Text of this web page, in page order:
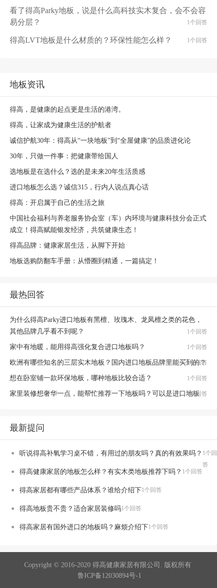
看了得高Parky地板，说是什么高科技实木复合，会不会容
易分层？
1个回答
得高LVT地板是什么材质的？环保性能怎么样？ 1个回答
地板资讯
得高，是健康的起点更是生活的港湾。
得高，让家成为健康生活的护航者
诚信护航30年：得高从“一块地板”到“全屋健康”的品质进化论
30年，只做一件事：把健康带给国人
选地板是在选什么？选的是未来20年生活质感
进口地板怎么选？诚信315，行内人说点真心话
得高：开启属于自己的生活之旅
中国社会福利与养老服务协会室（车）内环境与健康科技分会正式
成立！得高赋能银发经济，共筑健康生态！
得高品牌：健康家居生活，从脚下开始
地板选购防翻车手册：从懵圈到精通，一篇搞定！
最热回答
为什么得高Parky进口地板有黑檀、玫瑰木、龙凤檀之类的花色，
其他品牌几乎看不到呢？
1个回答
家中有地暖，能用得高强化复合进口地板吗？ 1个回答
欧洲有哪些知名的三层实木地板？国内进口地板品牌里能买到的？
1个回答
想在卧室铺一款环保地板，哪种地板比较合适？ 1个回答
家里装修想奢华一点，能帮忙推荐一下地板吗？可以是进口地板
1个回答
最新提问
听说得高补氧学习桌不错，有用过的朋友吗？真的有效果吗？ 1个回
答
得高健康家居的地板怎么样？有实木类地板推荐下吗？ 1个回答
得高家居都有哪些产品体系？谁给介绍下1个回答
得高地板贵不贵？适合家居装修吗1个回答
得高家居有国外进口的地板吗？麻烦介绍下1个回答
Copyright © 2016-2020 得高健康家居有限公司. 版权所有
鲁ICP备12030894号-1